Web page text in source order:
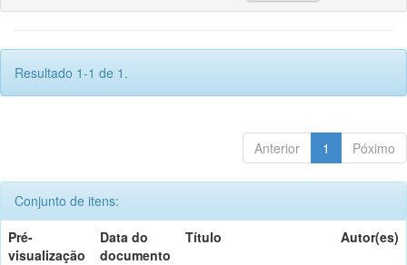
Resultado 1-1 de 1.
Anterior 1 Póximo
Conjunto de itens:
Pré-
visualização
Data do
documento
Título Autor(es)